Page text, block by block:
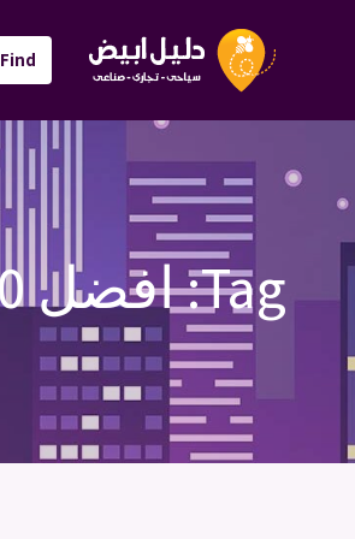
Find:
Tag: افضل 10 مطاعم في الطائف